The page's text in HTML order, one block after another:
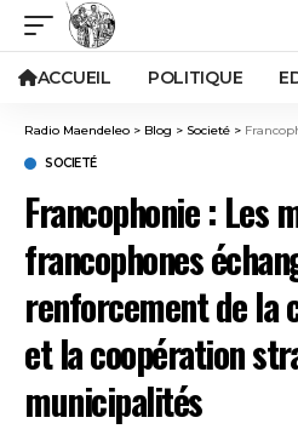
ACCUEIL POLITIQUE
Radio Maendeleo > Blog > Societé > Francophonie : Les maires
SOCIETÉ
Francophonie : Les
francophones
renforcement de la
et la coopération
municipalités